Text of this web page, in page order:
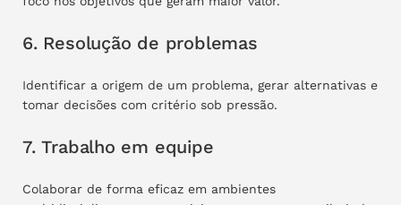
6. Resolução de problemas
Identificar a origem de um problema, gerar alternativas e
tomar decisões com critério sob pressão.
7. Trabalho em equipe
Colaborar de forma eficaz em ambientes